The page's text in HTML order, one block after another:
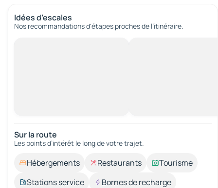
Idées d’escales
Nos recommandations d'étapes proches de l’itinéraire.
Sur la route
Les points d’intérêt le long de votre trajet.
Hébergements Restaurants
Tourisme
Stations service
Bornes de recharge